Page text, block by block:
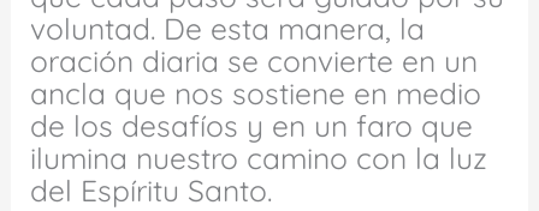
voluntad. De esta manera, la
oración diaria se convierte en un
ancla que nos sostiene en medio
de los desafíos y en un faro que
ilumina nuestro camino con la luz
del Espíritu Santo.